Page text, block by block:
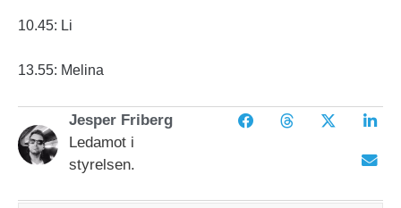
10.45: Li
13.55: Melina
Jesper Friberg
Ledamot i
styrelsen.